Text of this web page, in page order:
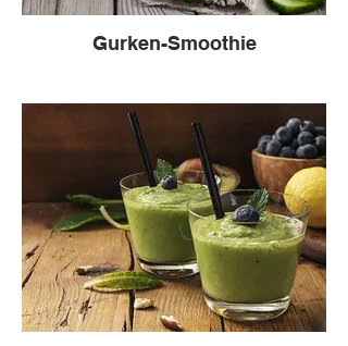
Gurken-Smoothie